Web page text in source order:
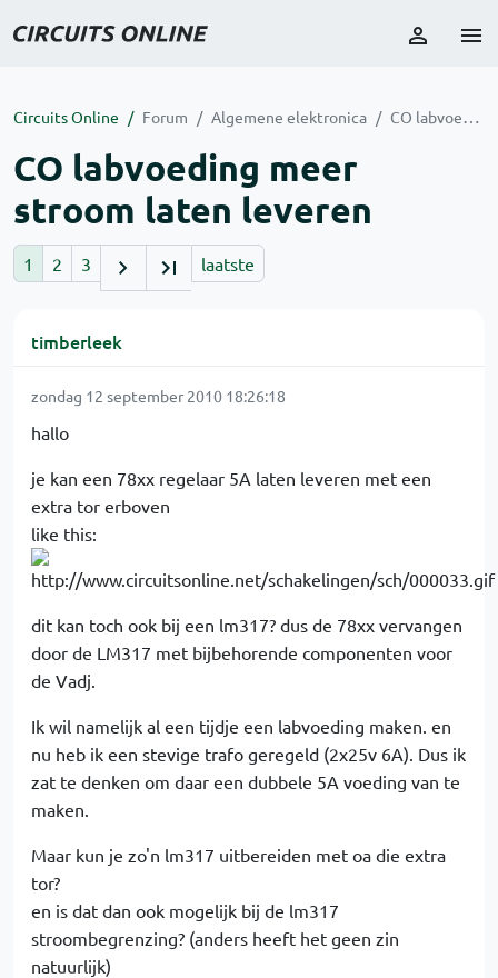
Circuits Online Forum Algemene elektronica CO labvoeding meer stroom laten leveren
CO labvoeding meer
stroom laten leveren
1 2 3 laatste
timberleek
zondag 12 september 2010 18:26:18
hallo
je kan een 78xx regelaar 5A laten leveren met een
extra tor erboven
like this:
dit kan toch ook bij een lm317? dus de 78xx vervangen
door de LM317 met bijbehorende componenten voor
de Vadj.
Ik wil namelijk al een tijdje een labvoeding maken. en
nu heb ik een stevige trafo geregeld (2x25v 6A). Dus ik
zat te denken om daar een dubbele 5A voeding van te
maken.
Maar kun je zo'n lm317 uitbereiden met oa die extra
tor?
en is dat dan ook mogelijk bij de lm317
stroombegrenzing? (anders heeft het geen zin
natuurlijk)